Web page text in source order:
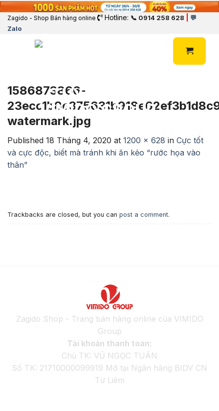
Zagido - Shop Bán hàng online Hotline: 📞 0914 258 628
💬
Zalo
1586873866-
watermark.jpg
Published 18 Tháng 4, 2020 at 1200 × 628 in Cực tốt
và cực độc, biết mà tránh khi ăn kẻo “rước họa vào
thân”
Trackbacks are closed, but you can post a comment.
Zagido Shop - Trang bán hàng online của VIMIDO
Group
Tài khoản thanh toán:
Chủ TK: VŨ NGỌC TUÂN
Số TK: 21710000099919 Mở tại Ngân hàng BIDV CN
Từ Liêm